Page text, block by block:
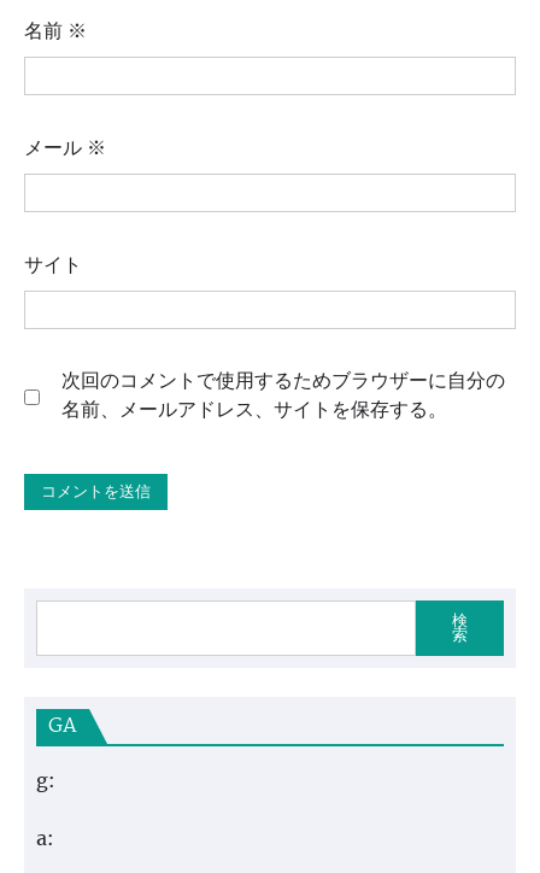
名前 ※
メール ※
サイト
次回のコメントで使用するためブラウザーに自分の
名前、メールアドレス、サイトを保存する。
検
索
GA
g:
a: